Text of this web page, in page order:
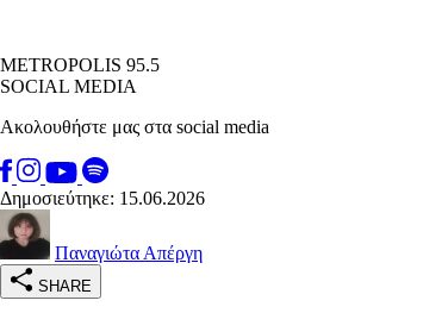
METROPOLIS 95.5
SOCIAL MEDIA
Ακολουθήστε μας στα social media
Δημοσιεύτηκε: 15.06.2026
Παναγιώτα Απέργη
SHARE